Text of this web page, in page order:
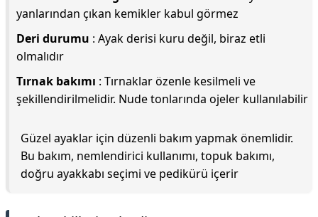
yanlarından çıkan kemikler kabul görmez
Deri durumu : Ayak derisi kuru değil, biraz etli
olmalıdır
Tırnak bakımı : Tırnaklar özenle kesilmeli ve
şekillendirilmelidir. Nude tonlarında ojeler kullanılabilir
Güzel ayaklar için düzenli bakım yapmak önemlidir.
Bu bakım, nemlendirici kullanımı, topuk bakımı,
doğru ayakkabı seçimi ve pedikürü içerir